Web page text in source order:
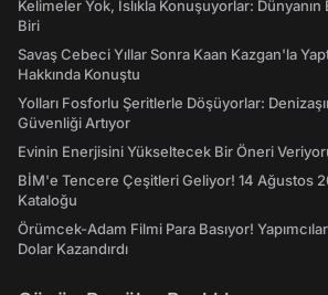
Kelimeler Yok, Islıkla Konuşuyorlar: Dünyanın
Biri
Savaş Cebeci Yıllar Sonra Kaan Kazgan'la
Hakkında Konuştu
Yolları Fosforlu Şeritlerle Döşüyorlar:
Güvenliği Artıyor
Evinin Enerjisini Yükseltecek Bir Öneri
BİM'e Tencere Çeşitleri Geliyor! 14 Ağustos
Kataloğu
Örümcek-Adam Filmi Para Basıyor!
Dolar Kazandırdı